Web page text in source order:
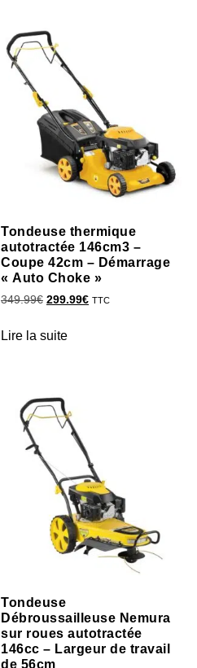
Tondeuse thermique
autotractée 146cm3 –
Coupe 42cm – Démarrage
« Auto Choke »
349.99€ 299.99€ TTC
Lire la suite
Tondeuse
Débroussailleuse Nemura
sur roues autotractée
146cc – Largeur de travail
de 56cm